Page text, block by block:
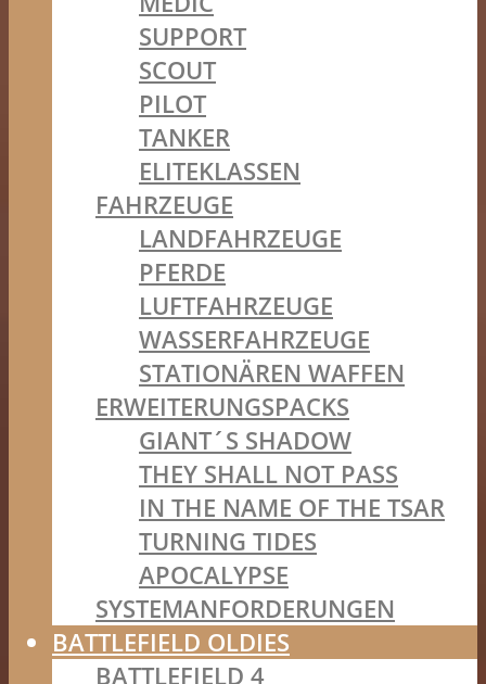
SUPPORT
SCOUT
PILOT
TANKER
ELITEKLASSEN
FAHRZEUGE
LANDFAHRZEUGE
PFERDE
LUFTFAHRZEUGE
WASSERFAHRZEUGE
STATIONÄREN WAFFEN
ERWEITERUNGSPACKS
GIANT´S SHADOW
THEY SHALL NOT PASS
IN THE NAME OF THE TSAR
TURNING TIDES
APOCALYPSE
SYSTEMANFORDERUNGEN
BATTLEFIELD OLDIES
BATTLEFIELD 4